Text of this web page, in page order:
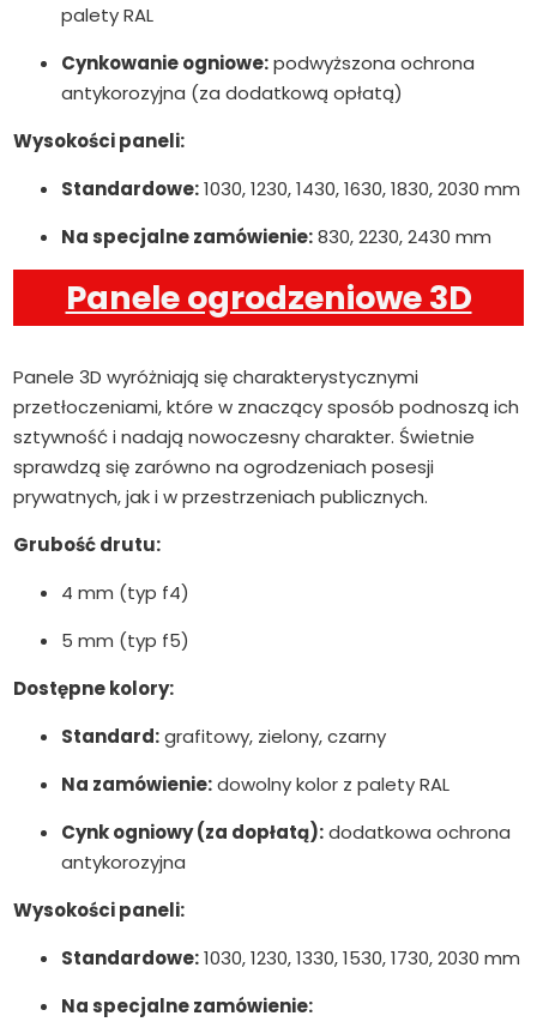
palety RAL
Cynkowanie ogniowe:podwyższona ochrona
antykorozyjna (za dodatkową opłatą)
Wysokości paneli:
Standardowe:1030, 1230, 1430, 1630, 1830, 2030 mm
Na specjalne zamówienie:830, 2230, 2430 mm
Panele ogrodzeniowe 3D
Panele 3D wyróżniają się charakterystycznymi
przetłoczeniami, które w znaczący sposób podnoszą ich
sztywność i nadają nowoczesny charakter. Świetnie
sprawdzą się zarówno na ogrodzeniach posesji
prywatnych, jak i w przestrzeniach publicznych.
Grubość drutu:
4 mm (typ f4)
5 mm (typ f5)
Dostępne kolory:
Standard:grafitowy, zielony, czarny
Na zamówienie:dowolny kolor z palety RAL
Cynk ogniowy (za dopłatą):dodatkowa ochrona
antykorozyjna
Wysokości paneli:
Standardowe:1030, 1230, 1330, 1530, 1730, 2030 mm
Na specjalne zamówienie: